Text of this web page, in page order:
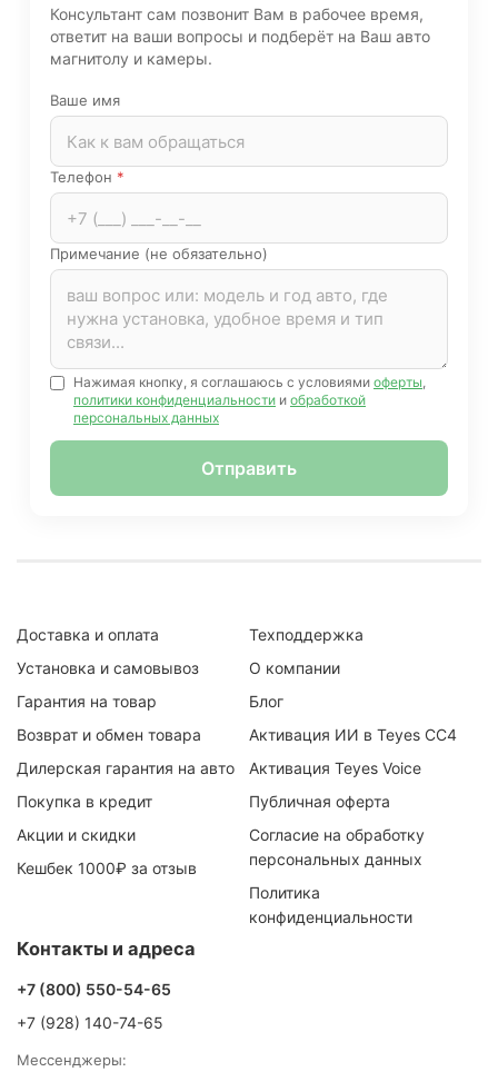
Консультант сам позвонит Вам в рабочее время,
ответит на ваши вопросы и подберёт на Ваш авто
магнитолу и камеры.
Ваше имя
Телефон *
Примечание (не обязательно)
Нажимая кнопку, я соглашаюсь с условиями оферты,
политики конфиденциальности и обработкой
персональных данных
Отправить
Доставка и оплата
Установка и самовывоз
Гарантия на товар
Возврат и обмен товара
Дилерская гарантия на авто
Покупка в кредит
Акции и скидки
Кешбек 1000₽ за отзыв
Техподдержка
О компании
Блог
Активация ИИ в Teyes CC4
Активация Teyes Voice
Публичная оферта
Согласие на обработку
персональных данных
Политика
конфиденциальности
Контакты и адреса
+7 (800) 550-54-65
+7 (928) 140-74-65
Мессенджеры: